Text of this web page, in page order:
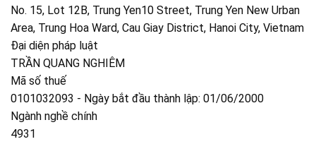
No. 15, Lot 12B, Trung Yen10 Street, Trung Yen New Urban
Area, Trung Hoa Ward, Cau Giay District, Hanoi City, Vietnam
Đại diện pháp luật
TRẦN QUANG NGHIÊM
Mã số thuế
0101032093 - Ngày bắt đầu thành lập: 01/06/2000
Ngành nghề chính
4931